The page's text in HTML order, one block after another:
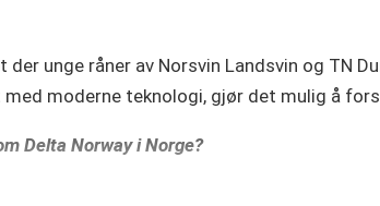
unge råner av Norsvin Landsvin og TN
moderne teknologi, gjør det mulig å
Delta Norway i Norge?